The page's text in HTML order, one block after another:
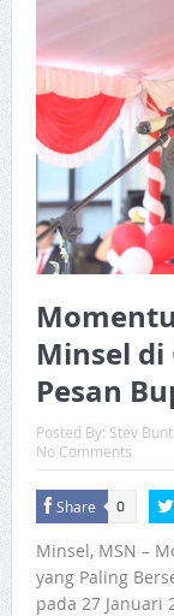
Minsel
Pesan
Posted By: Stev
No Comments
Share 0
Minsel, MSN –
yang Paling
pada 27 Januari